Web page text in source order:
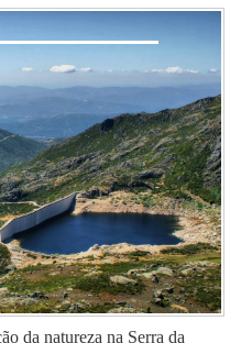
da natureza na Serra da